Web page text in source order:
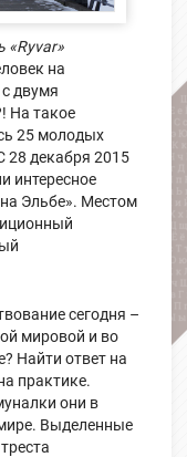
«Ryvar»
на
двумя
На такое
25 молодых
28 декабря 2015
интересное
Эльбе». Местом
сегодня –
мировой и во
Найти ответ на
практике.
они в
Выделенные